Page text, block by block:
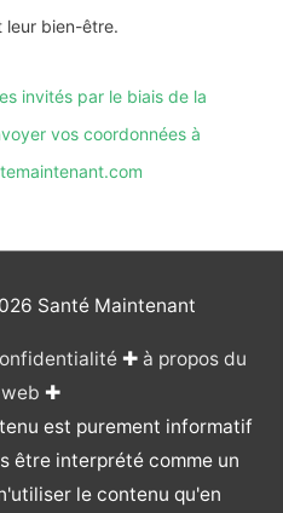
leur bien-être.
invités par le biais de la
vos coordonnées à
Santé Maintenant
✚ à propos du
✚
est purement informatif
être interprété comme un
le contenu qu'en